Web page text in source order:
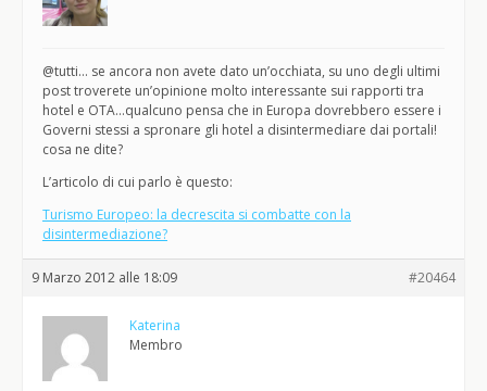
@tutti… se ancora non avete dato un’occhiata, su uno degli ultimi
post troverete un’opinione molto interessante sui rapporti tra
hotel e OTA…qualcuno pensa che in Europa dovrebbero essere i
Governi stessi a spronare gli hotel a disintermediare dai portali!
cosa ne dite?
L’articolo di cui parlo è questo:
Turismo Europeo: la decrescita si combatte con la
disintermediazione?
9 Marzo 2012 alle 18:09 #20464
Katerina
Membro